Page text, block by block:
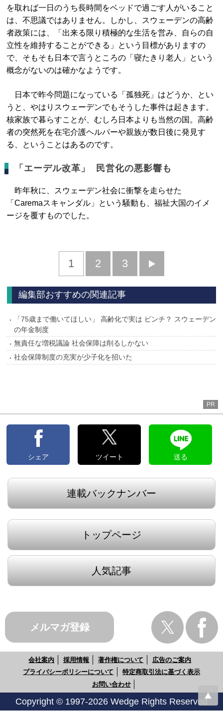
を取れば一日のうち長時間をベッドで過ごす人がいること
は、不思議ではありません。しかし、スウェーデンの高齢
者政策には、「出来る限り積極的な生活を営み、自らの自
立性を維持することができる」という目標がありますの
で、そもそも日本で言うところの「寝たきり老人」という
概念がないのは確かなようです。
日本で昨今問題になっている「孤独死」はどうか、とい
うと、やはりスウェーデンでもそうした事件は起きます。
核家族で暮らすことが、むしろ日本よりも当然の国。高齢
者の突然死を在宅介護ヘルパーや親族が数日後に発見す
る、ということはあるのです。
「エーデル改革」 民営化の悪影響も
昨年秋に、スウェーデン社会に衝撃を走らせた
「Caremaスキャンダル」という騒動も、福祉大国のイメ
ージを覆すものでした。
1 2 3
へ
編集部おすすめの関連記事
「75歳まで働いてほしい」 高齢化で実は ピンチ？ スウェーデン
の年金制度
無責任な増税議論 社会保障は削るしかない
社会保障制度の充実が少子化を招いた
PR
シェア ツイート 送る
連載バックナンバー
トップページ
人気記事
メルマガ登録
会社案内 採用情報 著作権について
広告のご案内
プライバシーポリシーについて
特定商取引法に基づく表示
お問い合わせ
Copyright © 1997-2026 Wedge Rights Reserved